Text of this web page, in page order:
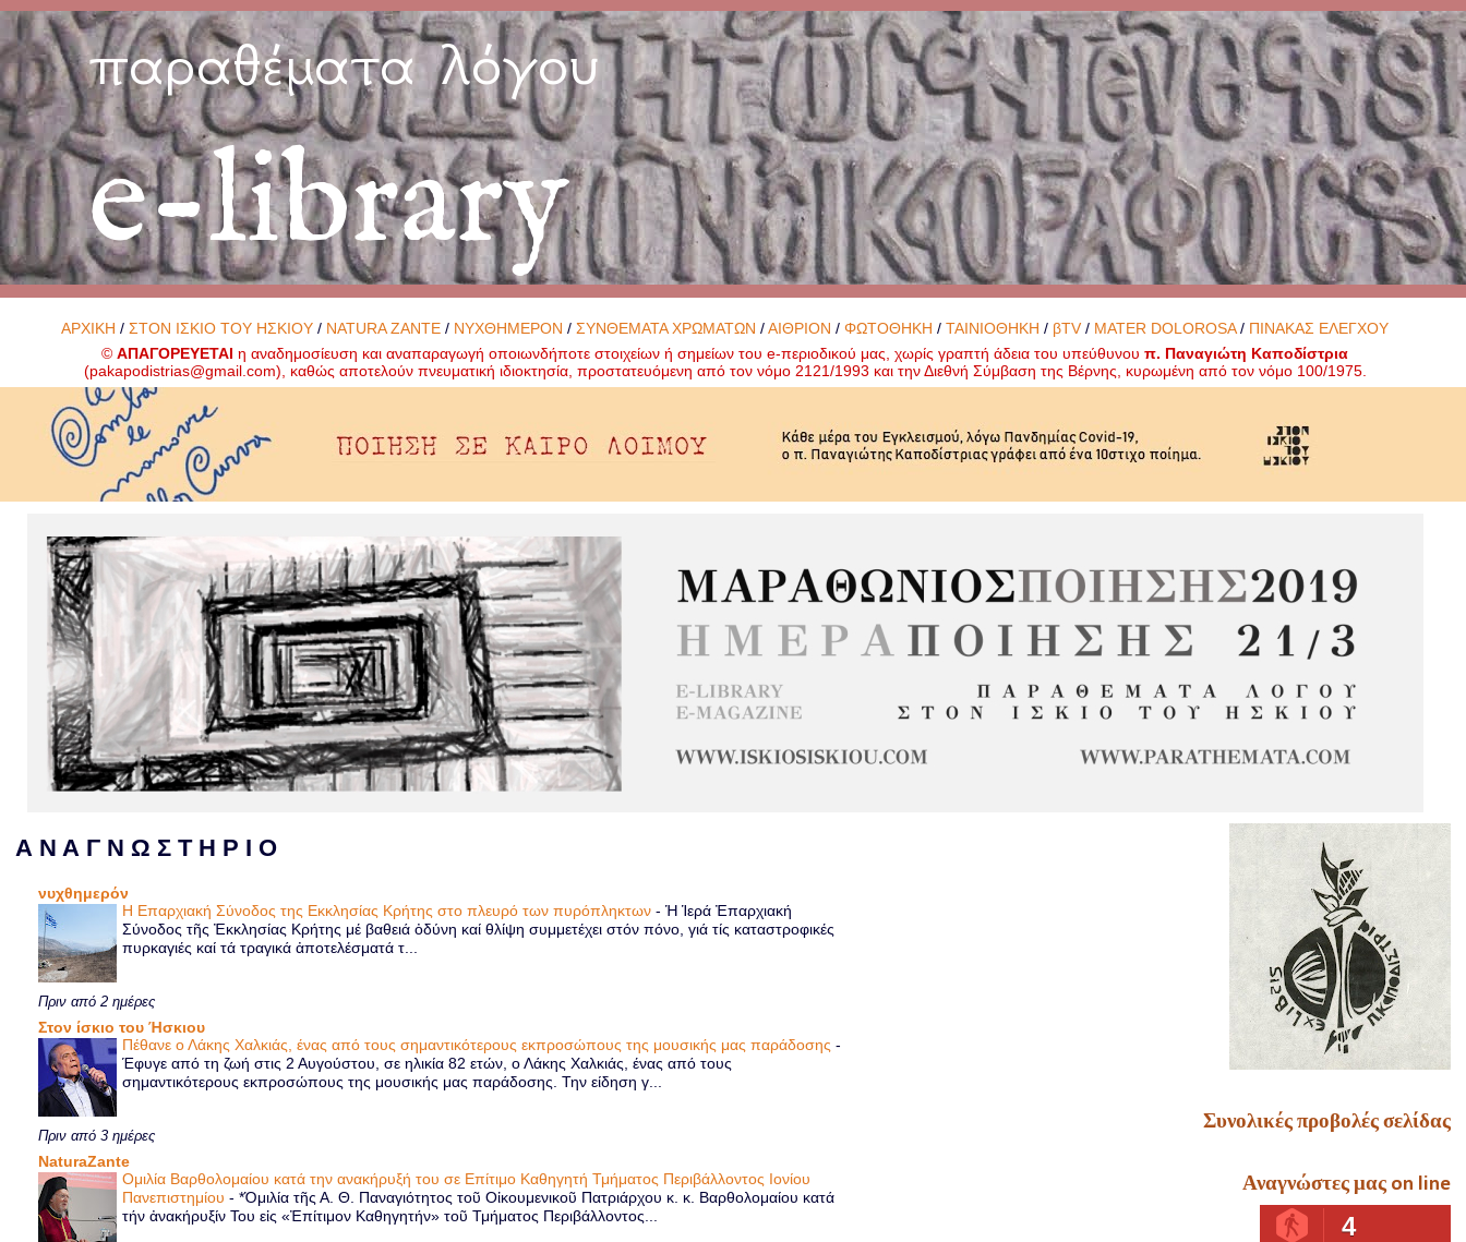
παραθέματα λόγου
e-library
ΑΡΧΙΚΗ /ΣΤΟΝ ΙΣΚΙΟ ΤΟΥ ΗΣΚΙΟΥ / NATURA ZANTE / ΝΥΧΘΗΜΕΡΟΝ /ΣΥΝΘΕΜΑΤΑ ΧΡΩΜΑΤΩΝ /ΑΙΘΡΙΟΝ /ΦΩΤΟΘΗΚΗ /ΤΑΙΝΙΟΘΗΚΗ / βTV / MATER DOLOROSA/ ΠΙΝΑΚΑΣ ΕΛΕΓΧΟΥ
©ΑΠΑΓΟΡΕΥΕΤΑΙ η αναδημοσίευση και αναπαραγωγή οποιωνδήποτε στοιχείων ή σημείων του e-περιοδικού μας, χωρίς γραπτή άδεια του υπεύθυνουπ. Παναγιώτη Καποδίστρια
(pakapodistrias@gmail.com), καθώς αποτελούν πνευματική ιδιοκτησία, προστατευόμενη από τον νόμο 2121/1993 και την Διεθνή Σύμβαση της Βέρνης, κυρωμένη από τον νόμο 100/1975.
Α Ν Α Γ Ν Ω Σ Τ Η Ρ Ι Ο
νυχθημερόν
Η Επαρχιακή Σύνοδος της Εκκλησίας Κρήτης στο πλευρό των πυρόπληκτων-Ἡ Ἱερά Ἐπαρχιακή
Σύνοδος τῆς Ἐκκλησίας Κρήτης μέ βαθειά ὀδύνη καί θλίψη συμμετέχει στόν πόνο, γιά τίς καταστροφικές
πυρκαγιές καί τά τραγικά ἀποτελέσματά τ...
Πριν από 2 ημέρες
Στον ίσκιο του Ήσκιου
Πέθανε ο Λάκης Χαλκιάς, ένας από τους σημαντικότερους εκπροσώπους της μουσικής μας παράδοσης-
Έφυγε από τη ζωή στις 2 Αυγούστου, σε ηλικία 82 ετών, ο Λάκης Χαλκιάς, ένας από τους
σημαντικότερους εκπροσώπους της μουσικής μας παράδοσης. Την είδηση γ...
Πριν από 3 ημέρες
NaturaZante
Ομιλία Βαρθολομαίου κατά την ανακήρυξή του σε Επίτιμο Καθηγητή Τμήματος Περιβάλλοντος Ιονίου
Πανεπιστημίου-*Ὁμιλία τῆς Α. Θ. Παναγιότητος τοῦ Οἰκουμενικοῦ Πατριάρχου κ. κ. Βαρθολομαίου κατά
τήν ἀνακήρυξίν Του εἰς «Ἐπίτιμον Καθηγητήν» τοῦ Τμήματος Περιβάλλοντος...
Συνολικές προβολές σελίδας
Αναγνώστες μας on line
4